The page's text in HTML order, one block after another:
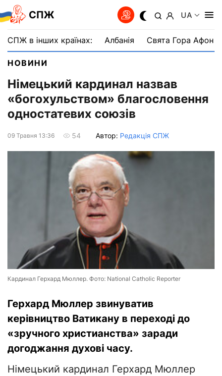
СПЖ UA
СПЖ в інших країнах: Албанія Свята Гора Афон
НОВИНИ
Німецький кардинал назвав
«богохульством» благословення
одностатевих союзів
09 Травня 13:36 54 Автор: Редакція СПЖ
Кардинал Герхард Мюллер. Фото: National Catholic Reporter
Герхард Мюллер звинуватив
керівництво Ватикану в переході до
«зручного христианства» заради
догоджання духові часу.
Німецький кардинал Герхард Мюллер